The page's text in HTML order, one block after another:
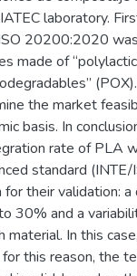
laboratory.
20200:2020
made of
the market
basis. In
rate of PLA
standard
for their validation:
30% and a
material. In this
this reason, the